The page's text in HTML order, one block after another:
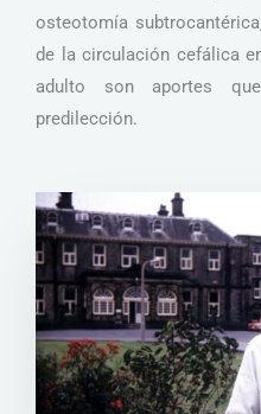
osteotomía
de la circulación cefálica
adulto son aportes
predilección.